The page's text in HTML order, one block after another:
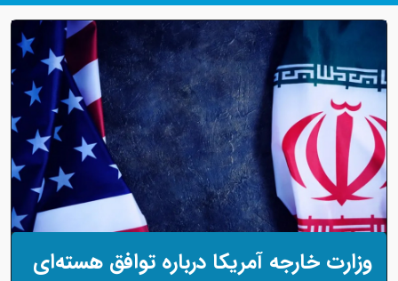
وزارت خارجه آمریکا درباره توافق هسته‌ای